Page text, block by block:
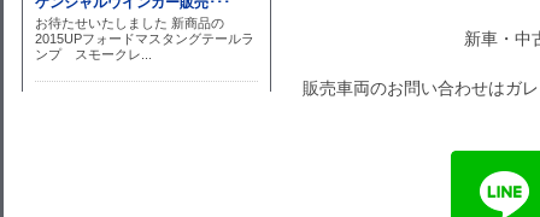
新車・中
販売車両のお問い合わせはガ